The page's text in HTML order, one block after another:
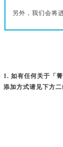
另外，我们会将
1. 如有任何关于「
添加方式请见下方